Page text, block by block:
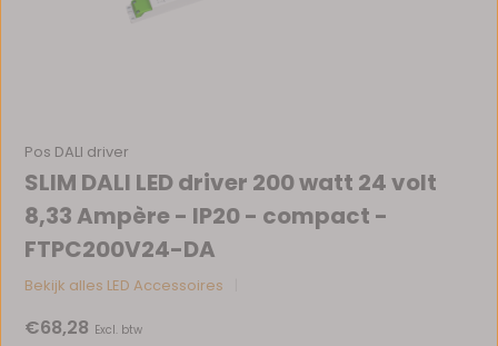
Pos DALI driver
SLIM DALI LED driver 200 watt 24 volt
8,33 Ampère - IP20 - compact -
FTPC200V24-DA
Bekijk alles LED Accessoires
€68,28 Excl. btw